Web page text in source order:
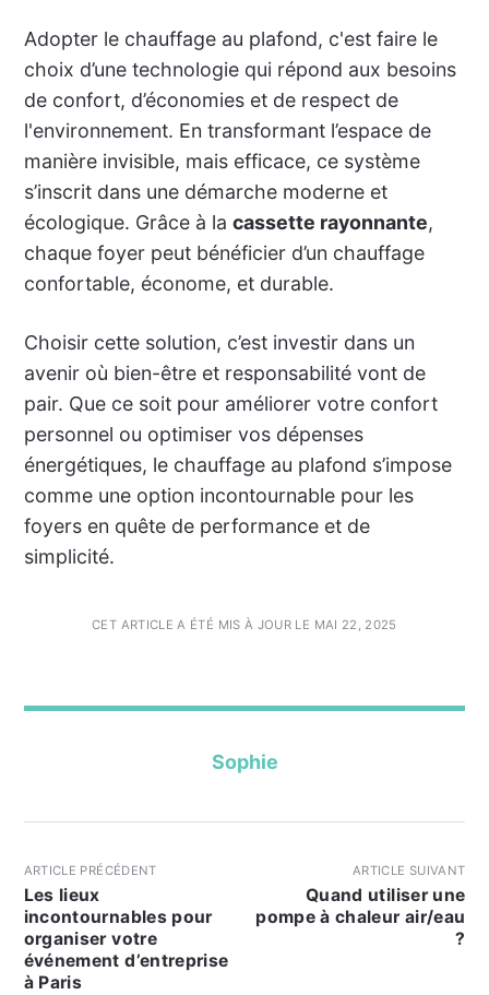
Adopter le chauffage au plafond, c'est faire le
choix d’une technologie qui répond aux besoins
de confort, d’économies et de respect de
l'environnement. En transformant l’espace de
manière invisible, mais efficace, ce système
s’inscrit dans une démarche moderne et
écologique. Grâce à la cassette rayonnante,
chaque foyer peut bénéficier d’un chauffage
confortable, économe, et durable.
Choisir cette solution, c’est investir dans un
avenir où bien-être et responsabilité vont de
pair. Que ce soit pour améliorer votre confort
personnel ou optimiser vos dépenses
énergétiques, le chauffage au plafond s’impose
comme une option incontournable pour les
foyers en quête de performance et de
simplicité.
CET ARTICLE A ÉTÉ MIS À JOUR LE MAI 22, 2025
Sophie
ARTICLE PRÉCÉDENT
Les lieux
incontournables pour
organiser votre
événement d’entreprise
à Paris
ARTICLE SUIVANT
Quand utiliser une
pompe à chaleur air/eau
?